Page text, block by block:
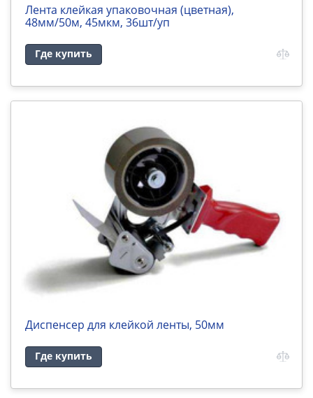
Лента клейкая упаковочная (цветная),
48мм/50м, 45мкм, 36шт/уп
Где купить
Диспенсер для клейкой ленты, 50мм
Где купить